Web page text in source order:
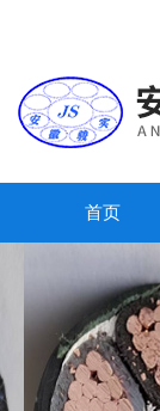
首页